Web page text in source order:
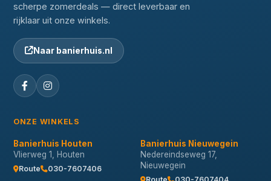
scherpe zomerdeals — direct leverbaar en
rijklaar uit onze winkels.
Naar banierhuis.nl
ONZE WINKELS
Banierhuis Houten
Vlierweg 1, Houten
Route 030-7607406
Banierhuis Nieuwegein
Nedereindseweg 17,
Nieuwegein